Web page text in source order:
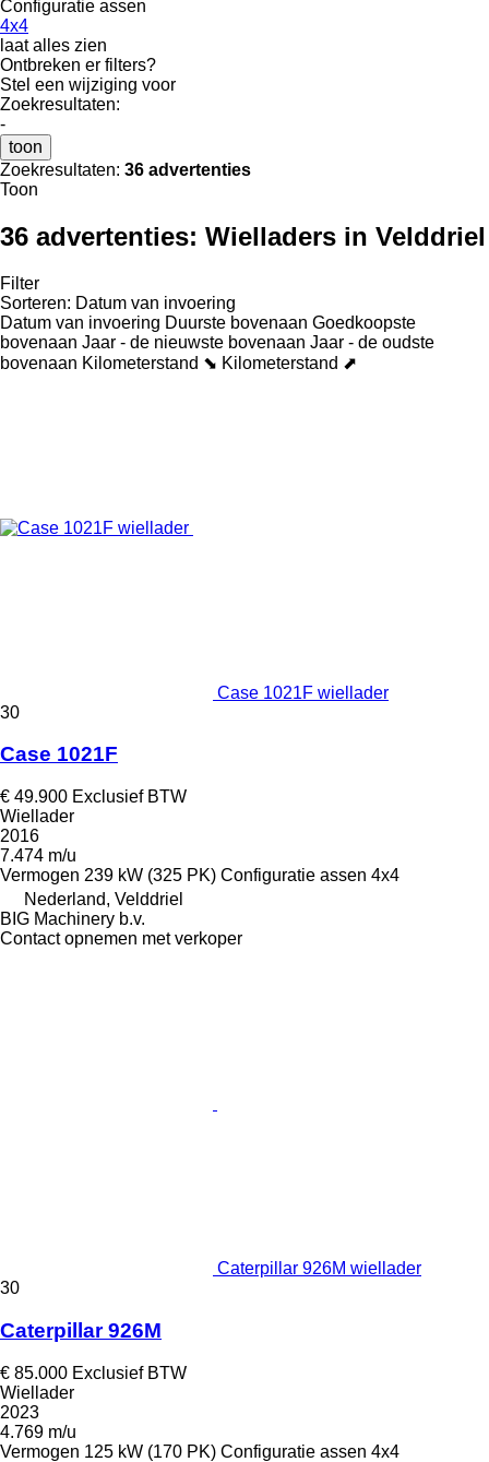
Configuratie assen
4x4
laat alles zien
Ontbreken er filters?
Stel een wijziging voor
Zoekresultaten:
-
toon
Zoekresultaten: 36 advertenties
Toon
36 advertenties: Wielladers in Velddriel
Filter
Sorteren: Datum van invoering
Datum van invoering Duurste bovenaan Goedkoopste
bovenaan Jaar - de nieuwste bovenaan Jaar - de oudste
bovenaan Kilometerstand ⬊ Kilometerstand ⬈
Case 1021F wiellader
30
Case 1021F
€ 49.900 Exclusief BTW
Wiellader
2016
7.474 m/u
Vermogen 239 kW (325 PK) Configuratie assen 4x4
Nederland, Velddriel
BIG Machinery b.v.
Contact opnemen met verkoper
Caterpillar 926M wiellader
30
Caterpillar 926M
€ 85.000 Exclusief BTW
Wiellader
2023
4.769 m/u
Vermogen 125 kW (170 PK) Configuratie assen 4x4